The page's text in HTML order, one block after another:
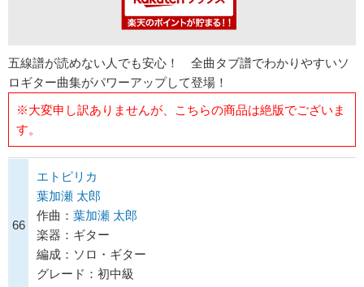
五線譜が読めない人でも安心！ 全曲タブ譜でわかりやすいソ
ロギター曲集がパワーアップして登場！
※大変申し訳ありませんが、こちらの商品は絶版でございま
す。
66
エトピリカ
葉加瀬 太郎
作曲： 葉加瀬 太郎
楽器：ギター
編成：ソロ・ギター
グレード：初中級